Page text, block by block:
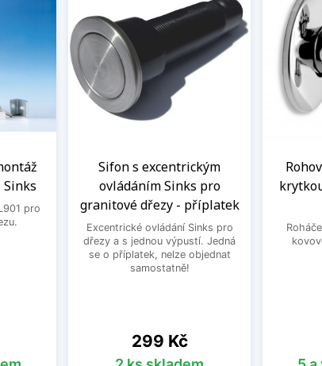
pro
Sifon s excentrickým
ovládáním Sinks pro
granitové dřezy - příplatek
Excentrické ovládání Sinks pro
dřezy a s jednou výpustí. Jedná
se o příplatek, nelze objednat
samostatně!
Cena
299 Kč